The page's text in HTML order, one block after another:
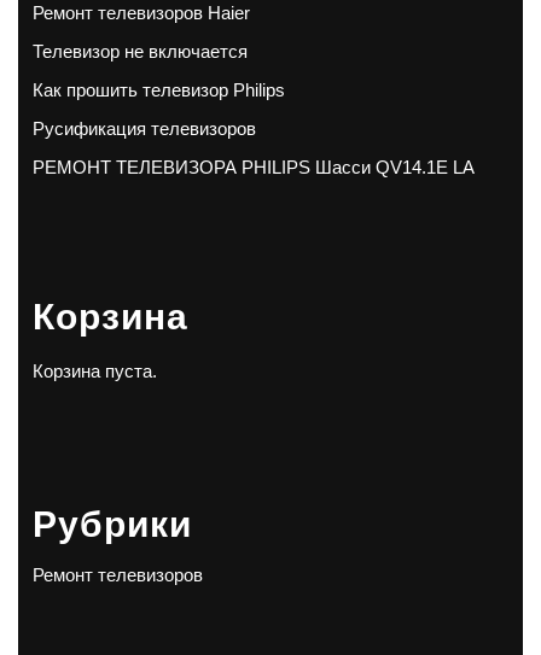
Ремонт телевизоров Haier
Телевизор не включается
Как прошить телевизор Philips
Русификация телевизоров
РЕМОНТ ТЕЛЕВИЗОРА PHILIPS Шасси QV14.1E LA
Корзина
Корзина пуста.
Рубрики
Ремонт телевизоров